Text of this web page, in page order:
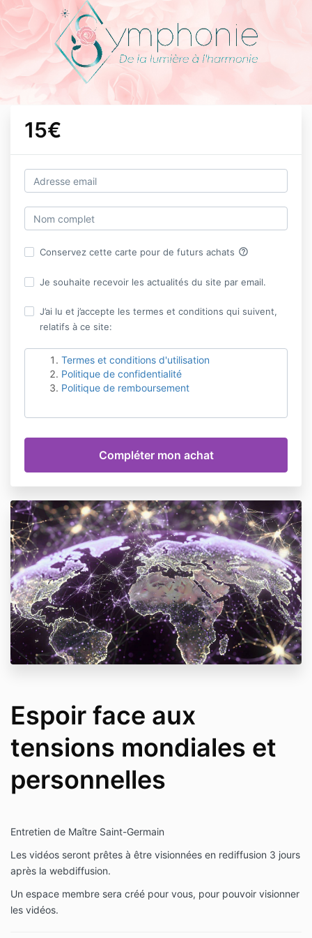
15€
Conservez cette carte pour de futurs achats help_outline
Je souhaite recevoir les actualités du site par email.
J’ai lu et j’accepte les termes et conditions qui suivent,
relatifs à ce site:
Termes et conditions d'utilisation
Politique de confidentialité
Politique de remboursement
Espoir face aux
tensions mondiales et
personnelles
Entretien de Maître Saint-Germain
Les vidéos seront prêtes à être visionnées en rediffusion 3 jours
après la webdiffusion.
Un espace membre sera créé pour vous, pour pouvoir visionner
les vidéos.